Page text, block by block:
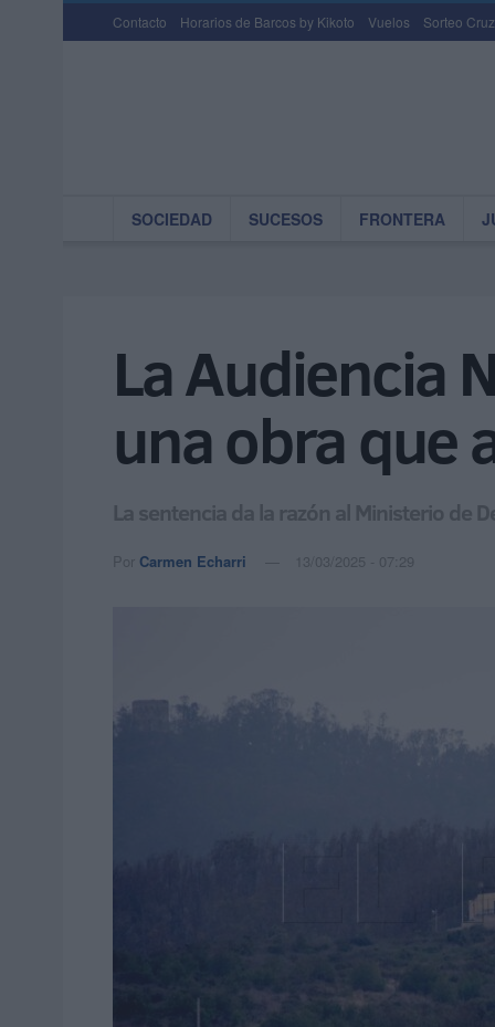
Contacto Horarios de Barcos by Kikoto Vuelos Sorteo
SOCIEDAD SUCESOS FRONTERA
La Audiencia
una obra que
La sentencia da la razón al Ministerio de
Por Carmen Echarri 13/03/2025 - 07:29